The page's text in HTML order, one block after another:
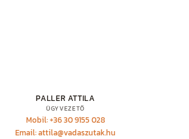
PALLER ATTILA
ÜGYVEZETŐ
Mobil: +36 30 9155 028
Email: attila@vadaszutak.hu